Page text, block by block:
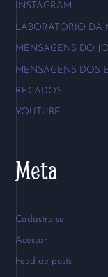
INSTAGRAM
LABORATÓRIO DA
MENSAGENS DO
MENSAGENS DOS
RECADOS
YOUTUBE
Meta
Cadastre-se
Acessar
Feed de posts